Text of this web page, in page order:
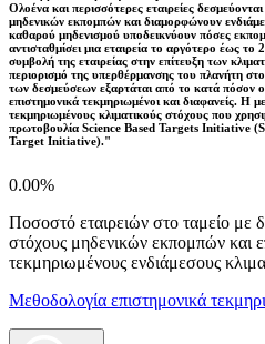
Ολοένα και περισσότερες εταιρείες
μηδενικών εκπομπών και διαμορφώνουν
καθαρού μηδενισμού υποδεικνύουν πόσες
αντισταθμίσει μια εταιρεία το αργότερο έως
συμβολή της εταιρείας στην επίτευξη των
περιορισμό της υπερθέρμανσης του πλανήτη
των δεσμεύσεων εξαρτάται από το κατά πόσον οι
επιστημονικά τεκμηριωμένοι και διαφανείς. Η
τεκμηριωμένους κλιματικούς στόχους που
πρωτοβουλία Science Based Targets Initiative
Target Initiative)."
0.00%
Ποσοστό εταιρειών στο ταμείο με
στόχους μηδενικών εκπομπών και
τεκμηριωμένους ενδιάμεσους
Μεθοδολογία επιστημονικά